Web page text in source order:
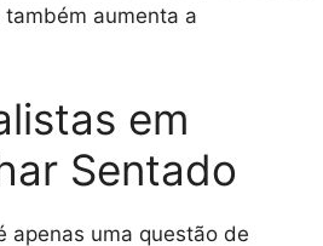
aumenta a
em
Sentado
apenas uma questão de